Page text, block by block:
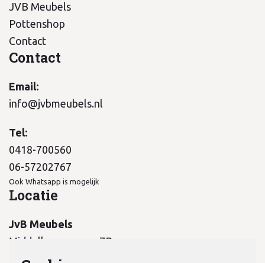
JVB Meubels
Pottenshop
Contact
Contact
Email:
info@jvbmeubels.nl
Tel:
0418-700560
06-57202767
Ook Whatsapp is mogelijk
Locatie
JvB Meubels
Middelkampseweg 7B
5311 PC Gameren